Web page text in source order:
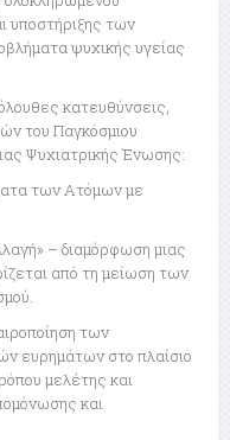
υποστήριξης των
ψυχικής υγείας
κατευθύνσεις,
του Παγκόσμιου
Ψυχιατρικής Ένωσης:
των Ατόμων με
– διαμόρφωση μιας
από τη μείωση των
των
ευρημάτων στο πλαίσιο
μελέτης και
και